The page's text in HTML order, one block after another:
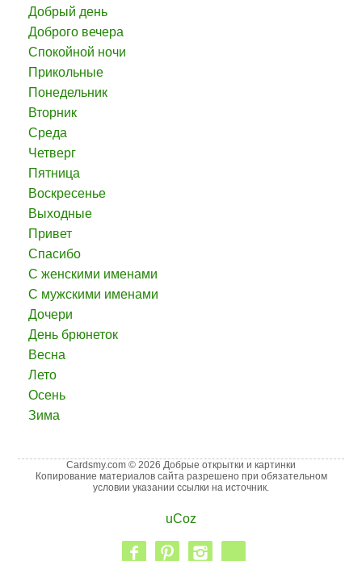
Добрый день
Доброго вечера
Спокойной ночи
Прикольные
Понедельник
Вторник
Среда
Четверг
Пятница
Воскресенье
Выходные
Привет
Спасибо
С женскими именами
С мужскими именами
Дочери
День брюнеток
Весна
Лето
Осень
Зима
Cardsmy.com © 2026 Добрые открытки и картинки
Копирование материалов сайта разрешено при обязательном
условии указании ссылки на источник.
uCoz
facebookpinterest